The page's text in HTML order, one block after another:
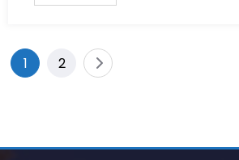
Paginação
1 2